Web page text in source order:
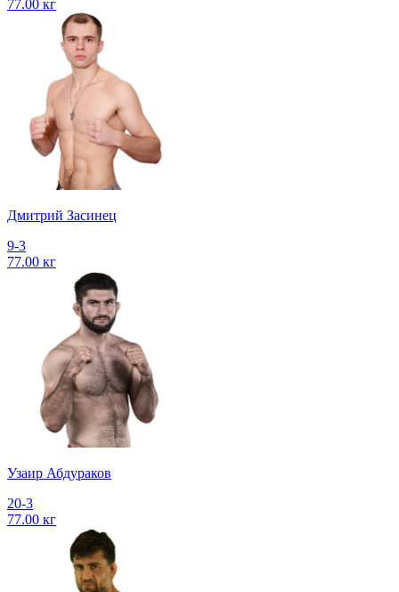
77.00 кг
Дмитрий Засинец
9-3
77.00 кг
Узаир Абдураков
20-3
77.00 кг